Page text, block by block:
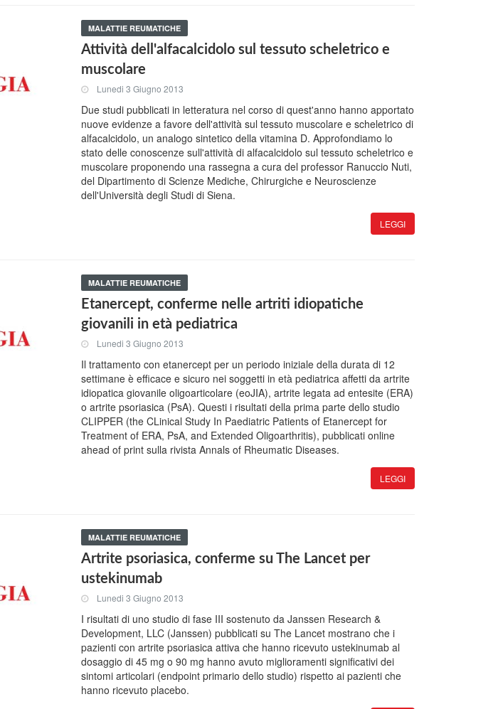
MALATTIE REUMATICHE
Attività dell'alfacalcidolo sul tessuto scheletrico e
muscolare
Lunedi 3 Giugno 2013
Due studi pubblicati in letteratura nel corso di quest'anno hanno apportato
nuove evidenze a favore dell'attività sul tessuto muscolare e scheletrico di
alfacalcidolo, un analogo sintetico della vitamina D. Approfondiamo lo
stato delle conoscenze sull'attività di alfacalcidolo sul tessuto scheletrico e
muscolare proponendo una rassegna a cura del professor Ranuccio Nuti,
del Dipartimento di Scienze Mediche, Chirurgiche e Neuroscienze
dell'Università degli Studi di Siena.
LEGGI
MALATTIE REUMATICHE
Etanercept, conferme nelle artriti idiopatiche
giovanili in età pediatrica
Lunedi 3 Giugno 2013
Il trattamento con etanercept per un periodo iniziale della durata di 12
settimane è efficace e sicuro nei soggetti in età pediatrica affetti da artrite
idiopatica giovanile oligoarticolare (eoJIA), artrite legata ad entesite (ERA)
o artrite psoriasica (PsA). Questi i risultati della prima parte dello studio
CLIPPER (the CLinical Study In Paediatric Patients of Etanercept for
Treatment of ERA, PsA, and Extended Oligoarthritis), pubblicati online
ahead of print sulla rivista Annals of Rheumatic Diseases.
LEGGI
MALATTIE REUMATICHE
Artrite psoriasica, conferme su The Lancet per
ustekinumab
Lunedi 3 Giugno 2013
I risultati di uno studio di fase III sostenuto da Janssen Research &
Development, LLC (Janssen) pubblicati su The Lancet mostrano che i
pazienti con artrite psoriasica attiva che hanno ricevuto ustekinumab al
dosaggio di 45 mg o 90 mg hanno avuto miglioramenti significativi dei
sintomi articolari (endpoint primario dello studio) rispetto ai pazienti che
hanno ricevuto placebo.